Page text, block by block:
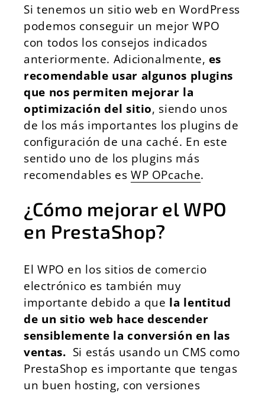
Si tenemos un sitio web en WordPress
podemos conseguir un mejor WPO
con todos los consejos indicados
anteriormente. Adicionalmente, es
recomendable usar algunos plugins
que nos permiten mejorar la
optimización del sitio, siendo unos
de los más importantes los plugins de
configuración de una caché. En este
sentido uno de los plugins más
recomendables es WP OPcache.
¿Cómo mejorar el WPO
en PrestaShop?
El WPO en los sitios de comercio
electrónico es también muy
importante debido a que la lentitud
de un sitio web hace descender
sensiblemente la conversión en las
ventas. Si estás usando un CMS como
PrestaShop es importante que tengas
un buen hosting, con versiones